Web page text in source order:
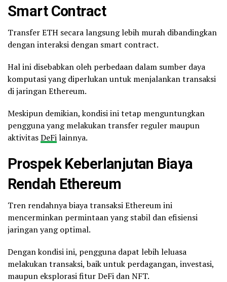
Smart Contract
Transfer ETH secara langsung lebih murah dibandingkan
dengan interaksi dengan smart contract.
Hal ini disebabkan oleh perbedaan dalam sumber daya
komputasi yang diperlukan untuk menjalankan transaksi
di jaringan Ethereum.
Meskipun demikian, kondisi ini tetap menguntungkan
pengguna yang melakukan transfer reguler maupun
aktivitasDeFilainnya.
Prospek Keberlanjutan Biaya
Rendah Ethereum
Tren rendahnya biaya transaksi Ethereum ini
mencerminkan permintaan yang stabil dan efisiensi
jaringan yang optimal.
Dengan kondisi ini, pengguna dapat lebih leluasa
melakukan transaksi, baik untuk perdagangan, investasi,
maupun eksplorasi fitur DeFi dan NFT.